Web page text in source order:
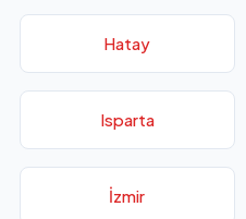
Hatay
Isparta
İzmir